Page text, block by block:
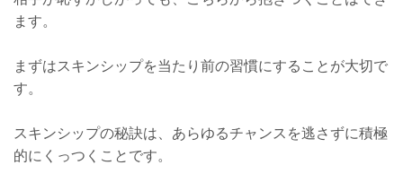
ます。
まずはスキンシップを当たり前の習慣にすることが大切で
す。
スキンシップの秘訣は、あらゆるチャンスを逃さずに積極
的にくっつくことです。